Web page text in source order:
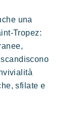
una
Tropez:
sfilate e